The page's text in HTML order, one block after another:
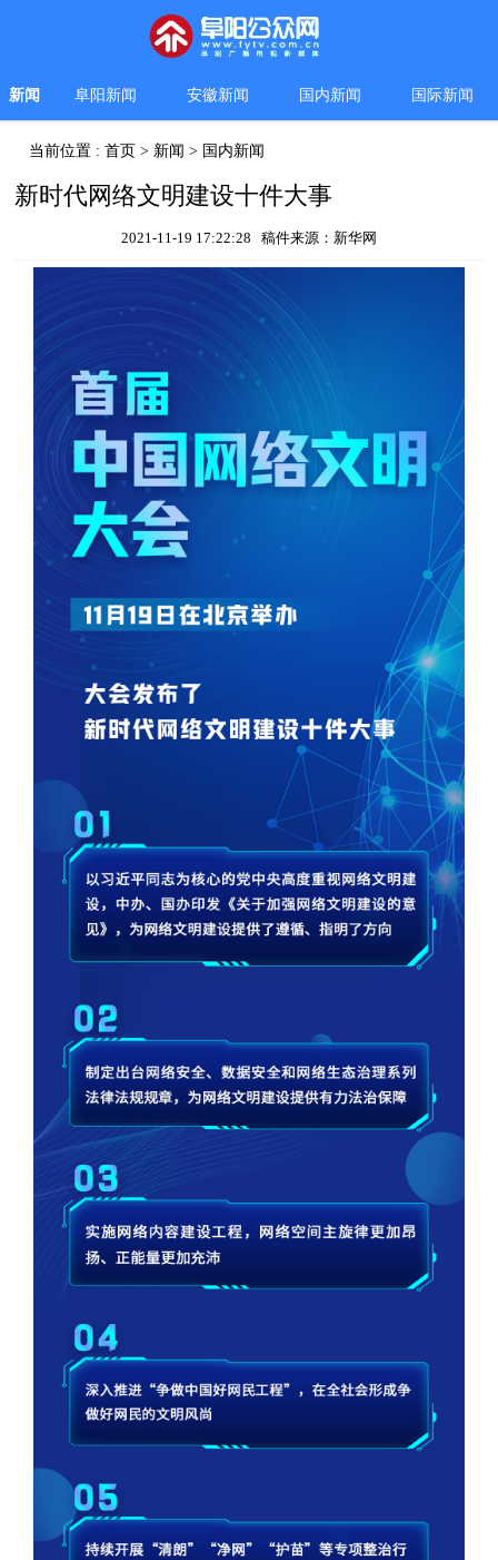
新闻 阜阳新闻 安徽新闻 国内新闻 国际新闻
当前位置 :首页 > 新闻 > 国内新闻
新时代网络文明建设十件大事
2021-11-19 17:22:28 稿件来源：新华网